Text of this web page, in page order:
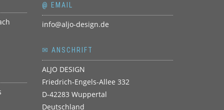
@ EMAIL
info@aljo-design.de
✉ ANSCHRIFT
ALJO DESIGN
Friedrich-Engels-Allee 332
D-42283 Wuppertal
Deutschland